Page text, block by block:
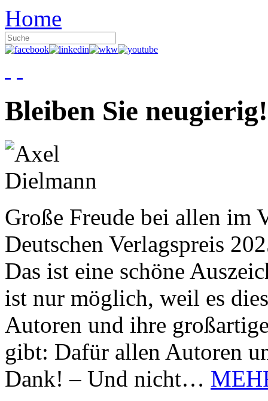
Home
Bleiben Sie neugierig!
Große Freude bei allen im
Deutschen Verlagspreis
Das ist eine schöne
ist nur möglich, weil es
Autoren und ihre
gibt: Dafür allen Autoren
Dank! – Und nicht…